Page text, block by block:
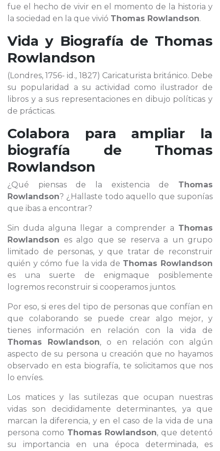
fue el hecho de vivir en el momento de la historia y
la sociedad en la que vivió Thomas Rowlandson.
Vida y Biografía de Thomas
Rowlandson
(Londres, 1756- id., 1827) Caricaturista británico. Debe
su popularidad a su actividad como ilustrador de
libros y a sus representaciones en dibujo políticas y
de prácticas.
Colabora para ampliar la
biografía de Thomas
Rowlandson
¿Qué piensas de la existencia de Thomas
Rowlandson? ¿Hallaste todo aquello que suponías
que ibas a encontrar?
Sin duda alguna llegar a comprender a Thomas
Rowlandson es algo que se reserva a un grupo
limitado de personas, y que tratar de reconstruir
quién y cómo fue la vida de Thomas Rowlandson
es una suerte de enigmaque posiblemente
logremos reconstruir si cooperamos juntos.
Por eso, si eres del tipo de personas que confían en
que colaborando se puede crear algo mejor, y
tienes información en relación con la vida de
Thomas Rowlandson, o en relación con algún
aspecto de su persona u creación que no hayamos
observado en esta biografía, te solicitamos que nos
lo envíes.
Los matices y las sutilezas que ocupan nuestras
vidas son decididamente determinantes, ya que
marcan la diferencia, y en el caso de la vida de una
persona como Thomas Rowlandson, que detentó
su importancia en una época determinada, es